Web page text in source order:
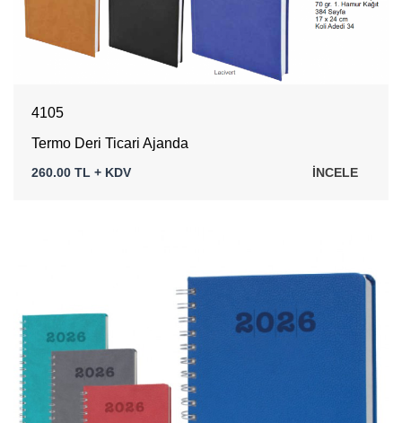
4105
Termo Deri Ticari Ajanda
260.00 TL + KDV İNCELE